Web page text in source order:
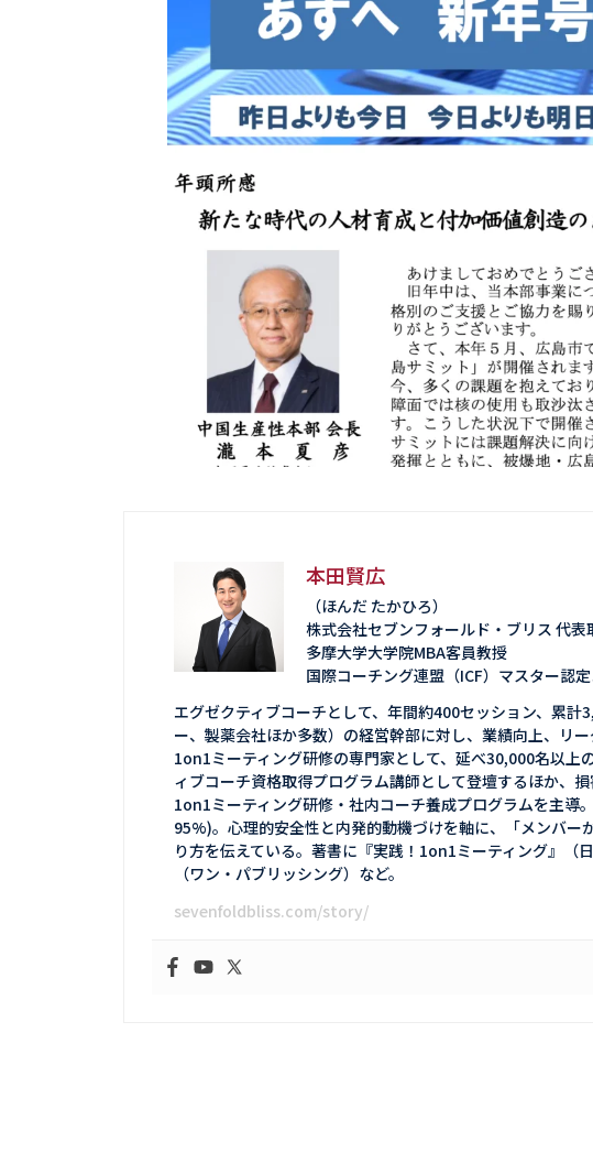
本田賢広
（ほんだ たかひろ）
株式会社セブンフォールド・ブリス 代表
多摩大学大学院MBA客員教授
国際コーチング連盟（ICF）マスター認
エグゼクティブコーチとして、年間約400セッション、累
ー、製薬会社ほか多数）の経営幹部に対し、業績向上、リ
1on1ミーティング研修の専門家として、延べ30,000名以上
ィブコーチ資格取得プログラム講師として登壇するほか、
1on1ミーティング研修・社内コーチ養成プログラムを主導
95%)。心理的安全性と内発的動機づけを軸に、「メンバ
り方を伝えている。著書に『実践！1on1ミーティング』（
（ワン・パブリッシング）など。
sevenfoldbliss.com/story/